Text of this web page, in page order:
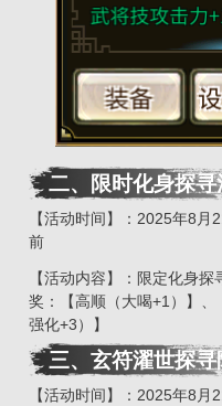
二、限时化身探寻
【活动时间】：2025年8
前
【活动内容】：限定化身
奖：【高顺（大喝+1）】
强化+3）】
三、玄符濯世探寻
【活动时间】：2025年8